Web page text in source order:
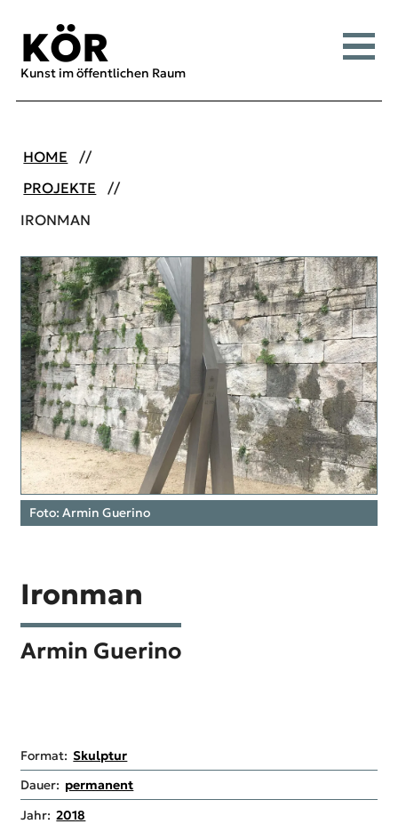
KÖR
Kunst im öffentlichen Raum
Menü
HOME
PROJEKTE
IRONMAN
Foto: Armin Guerino
Ironman
Armin Guerino
Format: Skulptur
Dauer: permanent
Jahr: 2018